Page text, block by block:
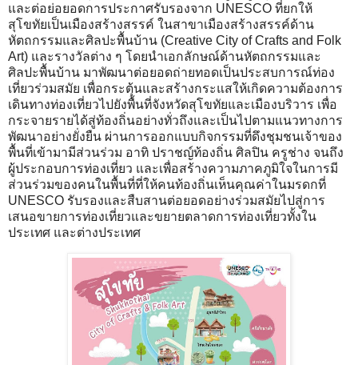
และต่อย่อยอดการประกาศรับรองจาก UNESCO ที่ยกให้
สุโขทัยเป็นเมืองสร้างสรรค์ ในสาขาเมืองสร้างสรรค์ด้าน
หัตถกรรมและศิลปะพื้นบ้าน (Creative City of Crafts and Folk
Art) และรางวัลต่าง ๆ โดยนำเอกลักษณ์ด้านหัตถกรรมและ
ศิลปะพื้นบ้าน มาพัฒนาต่อยอดถ่ายทอดเป็นประสบการณ์ท่อง
เที่ยวร่วมสมัย เพื่อกระตุ้นและสร้างกระแสให้เกิดความต้องการ
เดินทางท่องเที่ยวไปยังพื้นที่จังหวัดสุโขทัยและเมืองบริวาร เพื่อ
กระจายรายได้สู่ท้องถิ่นอย่างทั่วถึงและเป็นไปตามแนวทางการ
พัฒนาอย่างยั่งยืน ผ่านการออกแบบกิจกรรมที่ดึงชุมชนเจ้าของ
พื้นที่เข้ามามีส่วนร่วม อาทิ ปราชญ์ท้องถิ่น ศิลปิน ครูช่าง จนถึง
ผู้ประกอบการท่องเที่ยว และเพื่อสร้างความภาคภูมิใจในการมี
ส่วนร่วมของคนในพื้นที่ที่ให้คนท้องถิ่นเห็นคุณค่าในมรดกที่
UNESCO รับรองและสืบสานต่อยอดอย่างร่วมสมัยไปสู่การ
เสนอขายการท่องเที่ยวและขยายตลาดการท่องเที่ยวทั้งใน
ประเทศ และต่างประเทศ